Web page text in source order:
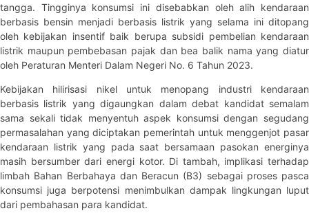
tangga. Tingginya konsumsi ini disebabkan oleh alih kendaraan
berbasis bensin menjadi berbasis listrik yang selama ini ditopang
oleh kebijakan insentif baik berupa subsidi pembelian kendaraan
listrik maupun pembebasan pajak dan bea balik nama yang diatur
oleh Peraturan Menteri Dalam Negeri No. 6 Tahun 2023.
Kebijakan hilirisasi nikel untuk menopang industri kendaraan
berbasis listrik yang digaungkan dalam debat kandidat semalam
sama sekali tidak menyentuh aspek konsumsi dengan segudang
permasalahan yang diciptakan pemerintah untuk menggenjot pasar
kendaraan listrik yang pada saat bersamaan pasokan energinya
masih bersumber dari energi kotor. Di tambah, implikasi terhadap
limbah Bahan Berbahaya dan Beracun (B3) sebagai proses pasca
konsumsi juga berpotensi menimbulkan dampak lingkungan luput
dari pembahasan para kandidat.